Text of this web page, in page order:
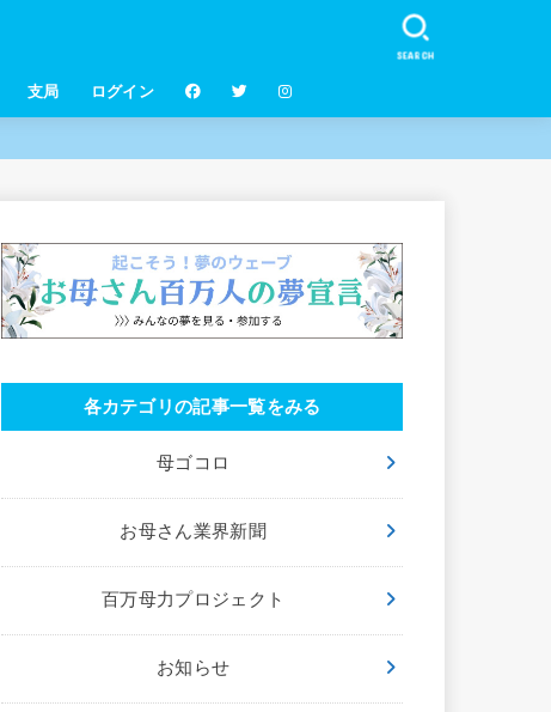
支局 ログイン
SEARCH
各カテゴリの記事一覧をみる
母ゴコロ
お母さん業界新聞
百万母力プロジェクト
お知らせ